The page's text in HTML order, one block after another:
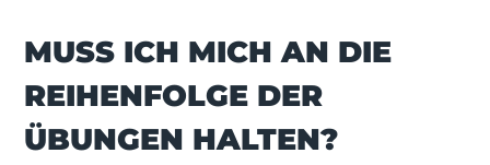
MUSS ICH MICH AN DIE
REIHENFOLGE DER
ÜBUNGEN HALTEN?